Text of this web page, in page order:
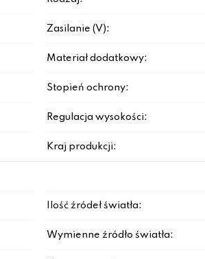
Zasilanie (V):
Materiał dodatkowy:
Stopień ochrony:
Regulacja wysokości:
Kraj produkcji:
Ilość źródeł światła:
Wymienne źródło światła: